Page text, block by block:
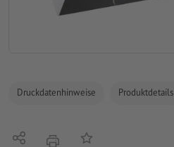
Druckdatenhinweise Produktdetails
Teilen DruckenAuf die Merkliste